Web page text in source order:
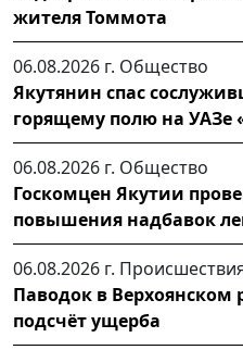
жителя Томмота
06.08.2026 г. Общество
Якутянин спас
горящему полю на УАЗе
06.08.2026 г. Общество
Госкомцен Якутии
повышения надбавок
06.08.2026 г.
Паводок в
подсчёт ущерба